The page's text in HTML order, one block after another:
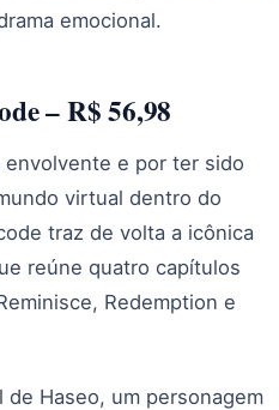
emocional.
– R$ 56,98
envolvente e por ter sido
virtual dentro do
traz de volta a icônica
reúne quatro capítulos
Redemption e
de Haseo, um personagem